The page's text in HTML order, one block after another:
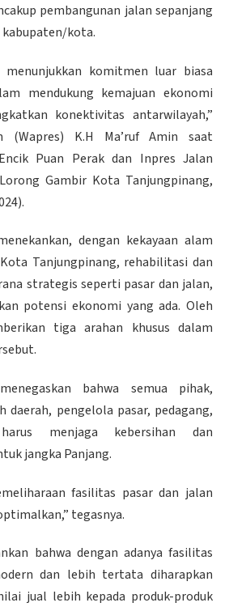
pembangunan jalan sepanjang
kota.
menunjukkan komitmen luar biasa
mendukung kemajuan ekonomi
konektivitas antarwilayah,”
(Wapres) K.H Ma’ruf Amin saat
Puan Perak dan Inpres Jalan
Gambir Kota Tanjungpinang,
dengan kekayaan alam
Tanjungpinang, rehabilitasi dan
strategis seperti pasar dan jalan,
potensi ekonomi yang ada. Oleh
tiga arahan khusus dalam
bahwa semua pihak,
daerah, pengelola pasar, pedagang,
menjaga kebersihan dan
jangka Panjang.
fasilitas pasar dan jalan
tegasnya.
bahwa dengan adanya fasilitas
dan lebih tertata diharapkan
jual lebih kepada produk-produk